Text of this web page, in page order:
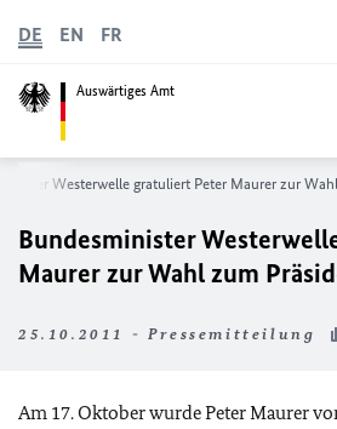
Auswärtiges Amt
DE EN FR
Westerwelle gratuliert Peter Maurer zur
Bundesminister
Maurer zur Wahl zum
25.10.2011 - Pressemitteilung
Am 17. Oktober wurde Peter Maurer